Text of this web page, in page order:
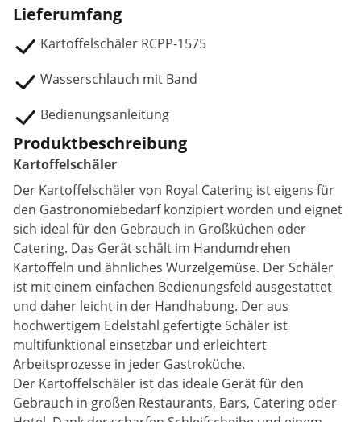
Lieferumfang
Kartoffelschäler RCPP-1575
Wasserschlauch mit Band
Bedienungsanleitung
Produktbeschreibung
Kartoffelschäler
Der Kartoffelschäler von Royal Catering ist eigens für
den Gastronomiebedarf konzipiert worden und eignet
sich ideal für den Gebrauch in Großküchen oder
Catering. Das Gerät schält im Handumdrehen
Kartoffeln und ähnliches Wurzelgemüse. Der Schäler
ist mit einem einfachen Bedienungsfeld ausgestattet
und daher leicht in der Handhabung. Der aus
hochwertigem Edelstahl gefertigte Schäler ist
multifunktional einsetzbar und erleichtert
Arbeitsprozesse in jeder Gastroküche.
Der Kartoffelschäler ist das ideale Gerät für den
Gebrauch in großen Restaurants, Bars, Catering oder